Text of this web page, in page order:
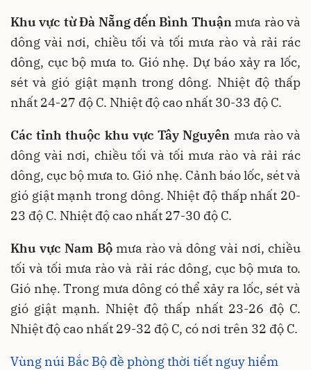
Khu vực từ Đà Nẵng đến Bình Thuậnmưa rào và
dông vài nơi, chiều tối và tối mưa rào và rải rác
dông, cục bộ mưa to. Gió nhẹ. Dự báo xảy ra lốc,
sét và gió giật mạnh trong dông. Nhiệt độ thấp
nhất 24-27 độ C. Nhiệt độ cao nhất 30-33 độ C.
Các tỉnh thuộc khu vực Tây Nguyên mưa rào và
dông vài nơi, chiều tối và tối mưa rào và rải rác
dông, cục bộ mưa to. Gió nhẹ. Cảnh báo lốc, sét và
gió giật mạnh trong dông. Nhiệt độ thấp nhất 20-
23 độ C. Nhiệt độ cao nhất 27-30 độ C.
Khu vực Nam Bộmưa rào và dông vài nơi, chiều
tối và tối mưa rào và rải rác dông, cục bộ mưa to.
Gió nhẹ. Trong mưa dông có thể xảy ra lốc, sét và
gió giật mạnh. Nhiệt độ thấp nhất 23-26 độ C.
Nhiệt độ cao nhất 29-32 độ C, có nơi trên 32 độ C.
Vùng núi Bắc Bộ đề phòng thời tiết nguy hiểm